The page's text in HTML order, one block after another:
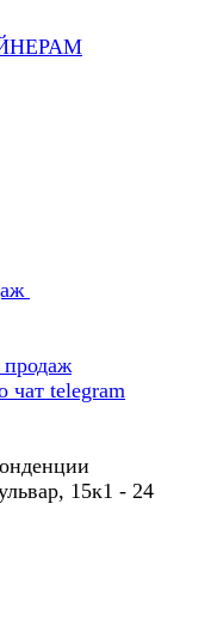
продаж
чат telegram
15к1 - 24